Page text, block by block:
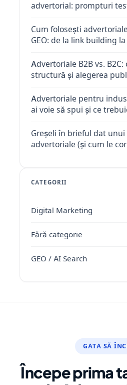
advertorial: prompturi
Cum folosești
GEO: de la link building
Advertoriale B2B vs.
structură și alegerea
Advertoriale pentru
ai voie să spui și ce
Greșeli în brieful dat
advertoriale (și cum le
CATEGORII
Digital Marketing
Fără categorie
GEO / AI Search
GATA SĂ
Începe prima